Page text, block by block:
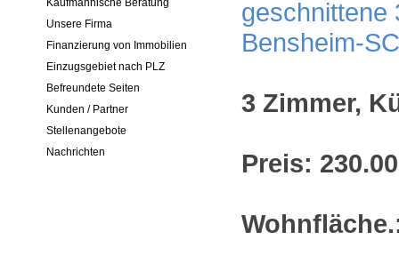
Kaufmännische Beratung
Unsere Firma
Finanzierung von Immobilien
Einzugsgebiet nach PLZ
Befreundete Seiten
Kunden / Partner
Stellenangebote
Nachrichten
3 Zimmer,
Preis: